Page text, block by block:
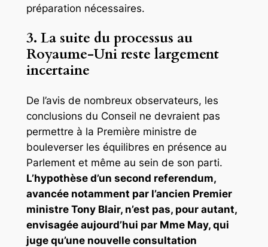
préparation nécessaires.
3. La suite du processus au
Royaume-Uni reste largement
incertaine
De l’avis de nombreux observateurs, les
conclusions du Conseil ne devraient pas
permettre à la Première ministre de
bouleverser les équilibres en présence au
Parlement et même au sein de son parti.
L’hypothèse d’un second referendum,
avancée notamment par l’ancien Premier
ministre Tony Blair, n’est pas, pour autant,
envisagée aujourd’hui par Mme May, qui
juge qu’une nouvelle consultation